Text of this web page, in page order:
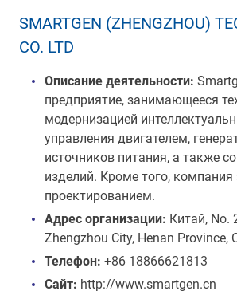
SMARTGEN (ZHENGZHOU)
CO. LTD
Описание деятельности:
предприятие, занимающееся
модернизацией
управления двигателем,
источников питания, а также
изделий. Кроме того, компания
проектированием.
Адрес организации: Китай, No.
Zhengzhou City, Henan Province,
Телефон: +86 18866621813
Сайт: http://www.smartgen.cn